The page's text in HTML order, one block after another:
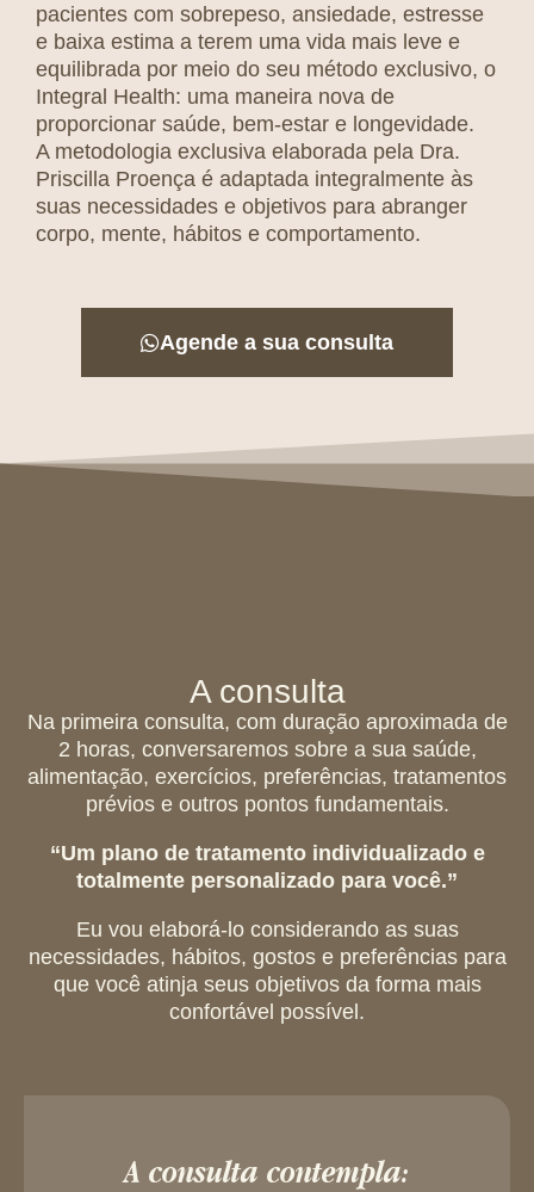
pacientes com sobrepeso, ansiedade, estresse
e baixa estima a terem uma vida mais leve e
equilibrada por meio do seu método exclusivo, o
Integral Health: uma maneira nova de
proporcionar saúde, bem-estar e longevidade.
A metodologia exclusiva elaborada pela Dra.
Priscilla Proença é adaptada integralmente às
suas necessidades e objetivos para abranger
corpo, mente, hábitos e comportamento.
Agende a sua consulta
A consulta
Na primeira consulta, com duração aproximada de
2 horas, conversaremos sobre a sua saúde,
alimentação, exercícios, preferências, tratamentos
prévios e outros pontos fundamentais.
“Um plano de tratamento individualizado e
totalmente personalizado para você.”
Eu vou elaborá-lo considerando as suas
necessidades, hábitos, gostos e preferências para
que você atinja seus objetivos da forma mais
confortável possível.
A consulta contempla: